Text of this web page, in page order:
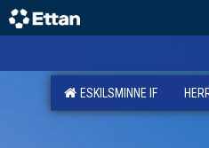
ESKILSMINNE IF